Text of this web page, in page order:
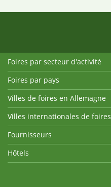
Foires par secteur d'activité
Foires par pays
Villes de foires en Allemagne
Villes internationales de foires
Fournisseurs
Hôtels